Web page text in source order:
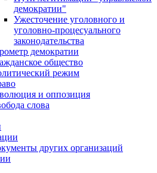
демократии"
Ужесточение уголовного и
уголовно-процесуального
законодательства
демократии
общество
режим
и оппозиция
слова
других организаций